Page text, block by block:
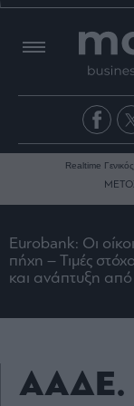
Ειδήσεις
Οικονομία
Real
Realtime Γενικός
Eurobank: Οι
πήχη – Τιμές
και ανάπτυξη από
ΑΑΔΕ.